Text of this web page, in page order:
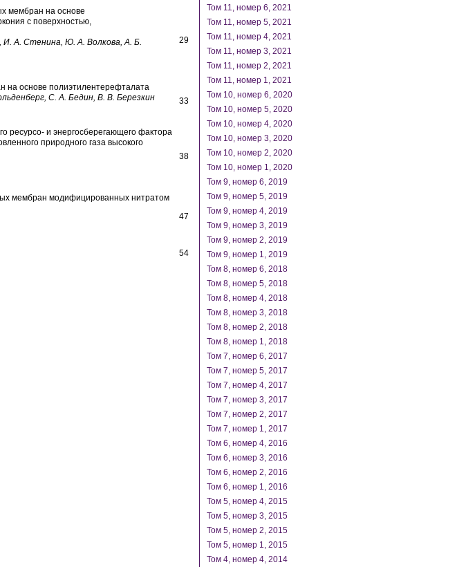
мембран на основе
с поверхностью,
И. А. Стенина, Ю. А. Волкова, А. Б.
29
на основе полиэтилентерефталата
С. А. Бедин, В. В. Березкин
33
ресурсо- и энергосберегающего фактора
природного газа высокого
38
мембран модифицированных нитратом
47
54
Том 11, номер 6, 2021
Том 11, номер 5, 2021
Том 11, номер 4, 2021
Том 11, номер 3, 2021
Том 11, номер 2, 2021
Том 11, номер 1, 2021
Том 10, номер 6, 2020
Том 10, номер 5, 2020
Том 10, номер 4, 2020
Том 10, номер 3, 2020
Том 10, номер 2, 2020
Том 10, номер 1, 2020
Том 9, номер 6, 2019
Том 9, номер 5, 2019
Том 9, номер 4, 2019
Том 9, номер 3, 2019
Том 9, номер 2, 2019
Том 9, номер 1, 2019
Том 8, номер 6, 2018
Том 8, номер 5, 2018
Том 8, номер 4, 2018
Том 8, номер 3, 2018
Том 8, номер 2, 2018
Том 8, номер 1, 2018
Том 7, номер 6, 2017
Том 7, номер 5, 2017
Том 7, номер 4, 2017
Том 7, номер 3, 2017
Том 7, номер 2, 2017
Том 7, номер 1, 2017
Том 6, номер 4, 2016
Том 6, номер 3, 2016
Том 6, номер 2, 2016
Том 6, номер 1, 2016
Том 5, номер 4, 2015
Том 5, номер 3, 2015
Том 5, номер 2, 2015
Том 5, номер 1, 2015
Том 4, номер 4, 2014